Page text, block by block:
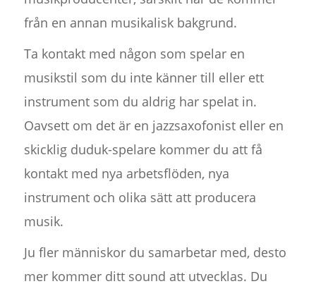
från en annan musikalisk bakgrund.
Ta kontakt med någon som spelar en
musikstil som du inte känner till eller ett
instrument som du aldrig har spelat in.
Oavsett om det är en jazzsaxofonist eller en
skicklig duduk-spelare kommer du att få
kontakt med nya arbetsflöden, nya
instrument och olika sätt att producera
musik.
Ju fler människor du samarbetar med, desto
mer kommer ditt sound att utvecklas. Du